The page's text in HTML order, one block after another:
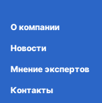
О компании
Новости
Мнение экспертов
Контакты